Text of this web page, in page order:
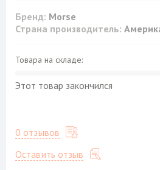
Бренд: Morse
Страна производитель:
Товара на складе:
Этот товар закончился
0 отзывов
Оставить отзыв